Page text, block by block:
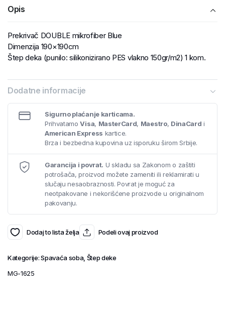
Opis
Prekrivač DOUBLE mikrofiber Blue
Dimenzija 190×190cm
Štep deka (punilo: silikonizirano PES vlakno 150gr/m2) 1 kom.
Dodatne informacije
Sigurno plaćanje karticama.
PrihvatamoVisa, MasterCard, Maestro, DinaCard i
American Express kartice.
Brza i bezbedna kupovina uz isporuku širom Srbije.
Garancija i povrat. U skladu sa Zakonom o zaštiti
potrošača, proizvod možete zameniti ili reklamirati u
slučaju nesaobraznosti. Povrat je moguć za
neotpakovane i nekorišćene proizvode u originalnom
pakovanju.
Dodaj to lista želja Podeli ovaj proizvod
Kategorije:Spavaća soba, Štep deke
MG-1625